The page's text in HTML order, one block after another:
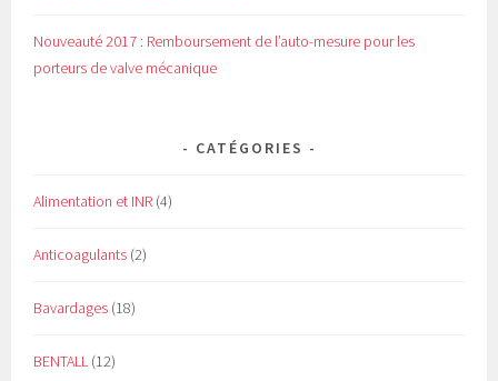
Nouveauté 2017 : Remboursement de l’auto-mesure pour les
porteurs de valve mécanique
CATÉGORIES
Alimentation et INR (4)
Anticoagulants (2)
Bavardages (18)
BENTALL (12)